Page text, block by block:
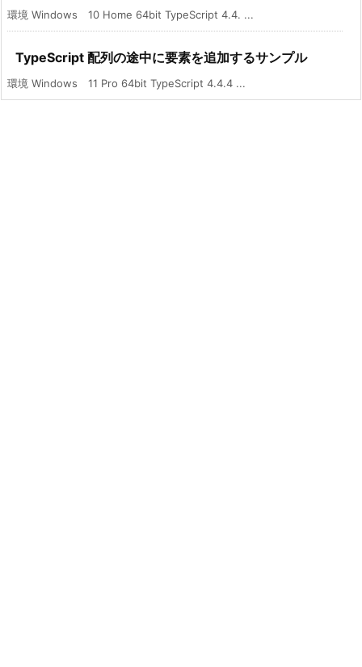
環境 Windows 10 Home 64bit TypeScript 4.4. ...
TypeScript 配列の途中に要素を追加するサンプル
環境 Windows 11 Pro 64bit TypeScript 4.4.4 ...